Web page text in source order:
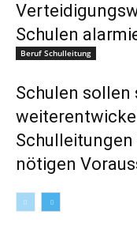
Schulen
Beruf Schulleitung
Schulen sollen
nötigen